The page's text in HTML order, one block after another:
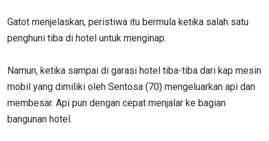
Gatot menjelaskan, peristiwa itu bermula ketika salah satu
penghuni tiba di hotel untuk menginap.
Namun, ketika sampai di garasi hotel tiba-tiba dari kap mesin
mobil yang dimiliki oleh Sentosa (70) mengeluarkan api dan
membesar. Api pun dengan cepat menjalar ke bagian
bangunan hotel.